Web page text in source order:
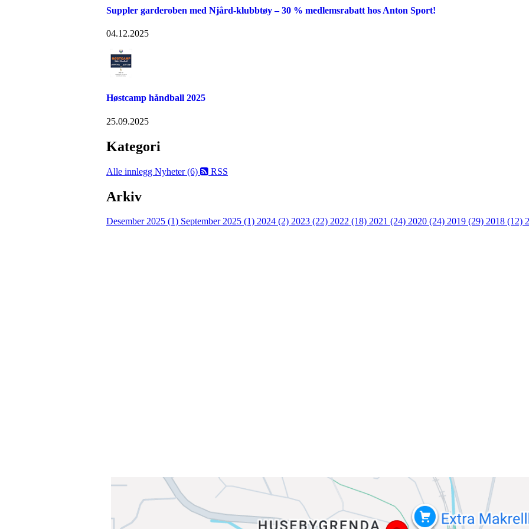
Suppler garderoben med Njård-klubbtøy – 30 % medlemsrabatt hos Anton Sport!
04.12.2025
Høstcamp håndball 2025
25.09.2025
Kategori
Alle innlegg Nyheter (6) RSS
Arkiv
Desember 2025 (1) September 2025 (1) 2024 (2) 2023 (22) 2022 (18) 2021 (24) 2020 (24) 2019 (29) 2018 (12)